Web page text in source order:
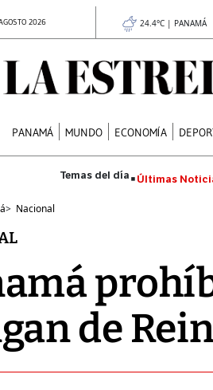
2026 24.4°C | PANAMÁ
PANAMÁ MUNDO ECONOMÍA
Últimas
> Nacional
de